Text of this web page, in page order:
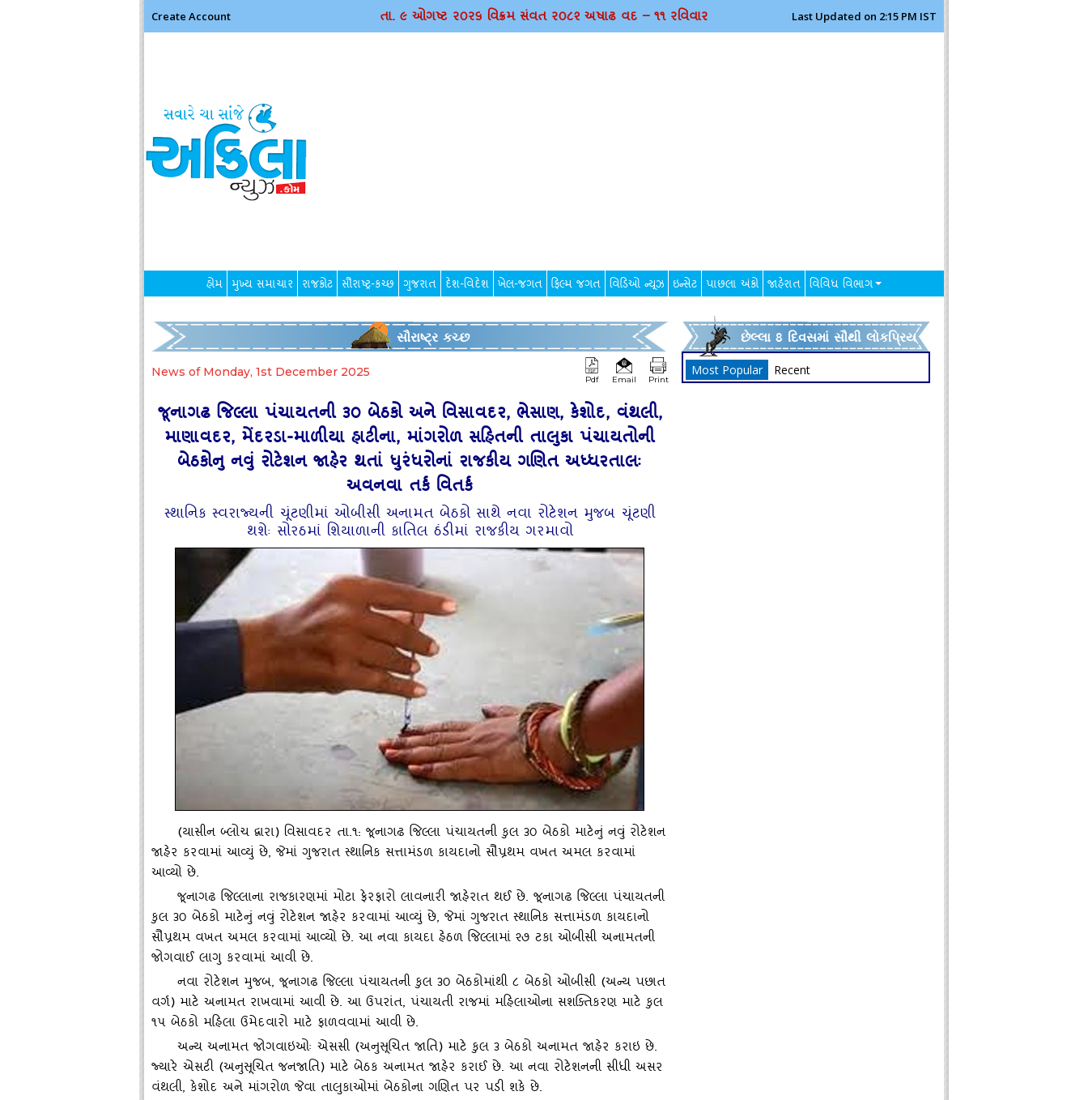
Create Account તા. ૯ ઓગષ્ટ ર૦ર૬ વિક્રમ સંવત ર૦૮૨ અષાઢ વદ – ૧૧ રવિવાર Last Updated on 2:15 PM IST
હોમ મુખ્ય સમાચાર રાજકોટ સૌરાષ્ટ્ર-કચ્છ ગુજરાત દેશ-વિદેશ ખેલ-જગત ફિલ્મ જગત વિડિઓ ન્યૂઝ ઇન્સેટ પાછલા અંકો જાહેરાત વિવિધ વિભાગ
સૌરાષ્ટ્ર કચ્છ
News of Monday, 1st December 2025
Pdf Email Print
જૂનાગઢ જિલ્લા પંચાયતની ૩૦ બેઠકો અને વિસાવદર, ભેસાણ, કેશોદ, વંથલી,
માણાવદર, મેંદરડા-માળીયા હાટીના, માંગરોળ સહિતની તાલુકા પંચાયતોની
બેઠકોનુ નવું રોટેશન જાહેર થતાં ધુરંધરોનાં રાજકીય ગણિત અધ્‍ધરતાલઃ
અવનવા તર્ક વિતર્ક
સ્‍થાનિક સ્‍વરાજ્‍યની ચૂંટણીમાં ઓબીસી અનામત બેઠકો સાથે નવા રોટેશન મુજબ ચૂંટણી
થશેઃ સોરઠમાં શિયાળાની કાતિલ ઠંડીમાં રાજકીય ગરમાવો
(યાસીન બ્‍લોચ દ્વારા) વિસાવદર તા.૧: જૂનાગઢ જિલ્લા પંચાયતની કુલ ૩૦ બેઠકો માટેનું નવું રોટેશન
જાહેર કરવામાં આવ્‍યું છે, જેમાં ગુજરાત સ્‍થાનિક સત્તામંડળ કાયદાનો સૌપ્રથમ વખત અમલ કરવામાં
આવ્‍યો છે.
જૂનાગઢ જિલ્લાના રાજકારણમાં મોટા ફેરફારો લાવનારી જાહેરાત થઈ છે. જૂનાગઢ જિલ્લા પંચાયતની
કુલ ૩૦ બેઠકો માટેનું નવું રોટેશન જાહેર કરવામાં આવ્‍યું છે, જેમાં ગુજરાત સ્‍થાનિક સત્તામંડળ કાયદાનો
સૌપ્રથમ વખત અમલ કરવામાં આવ્‍યો છે. આ નવા કાયદા હેઠળ જિલ્લામાં ૨૭ ટકા ઓબીસી અનામતની
જોગવાઈ લાગુ કરવામાં આવી છે.
નવા રોટેશન મુજબ, જૂનાગઢ જિલ્લા પંચાયતની કુલ ૩૦ બેઠકોમાંથી ૮ બેઠકો ઓબીસી (અન્‍ય પછાત
વર્ગ) માટે અનામત રાખવામાં આવી છે. આ ઉપરાંત, પંચાયતી રાજમાં મહિલાઓના સશક્‍તિકરણ માટે કુલ
૧૫ બેઠકો મહિલા ઉમેદવારો માટે ફાળવવામાં આવી છે.
અન્‍ય અનામત જોગવાઇઓઃ એસસી (અનુસૂચિત જાતિ) માટે કુલ ૩ બેઠકો અનામત જાહેર કરાઇ છે.
જ્‍યારે એસટી (અનુસૂચિત જનજાતિ) માટે બેઠક અનામત જાહેર કરાઈ છે. આ નવા રોટેશનની સીધી અસર
વંથલી, કેશોદ અને માંગરોળ જેવા તાલુકાઓમાં બેઠકોના ગણિત પર પડી શકે છે.
છેલ્લા 8 દિવસમાં સૌથી લોકપ્રિય
Most Popular Recent